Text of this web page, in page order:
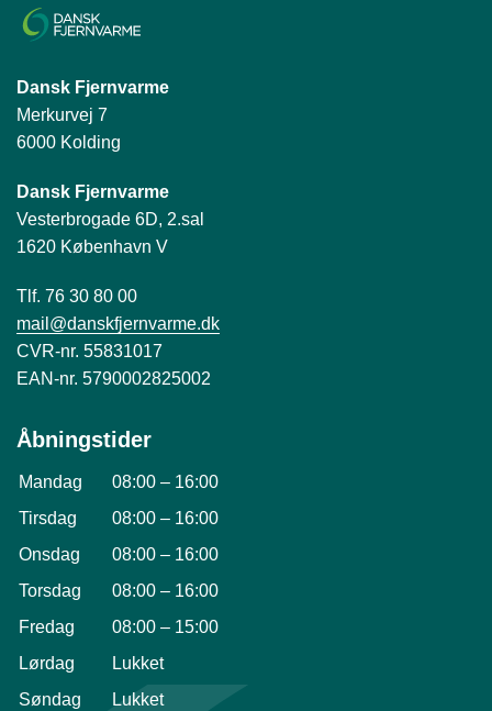
Dansk Fjernvarme
Merkurvej 7
6000 Kolding
Dansk Fjernvarme
Vesterbrogade 6D, 2.sal
1620 København V
Tlf. 76 30 80 00
mail@danskfjernvarme.dk
CVR-nr. 55831017
EAN-nr. 5790002825002
Åbningstider
Mandag 08:00 – 16:00
Tirsdag
08:00 – 16:00
Onsdag
08:00 – 16:00
Torsdag
08:00 – 16:00
Fredag
08:00 – 15:00
Lørdag
Lukket
Søndag
Lukket